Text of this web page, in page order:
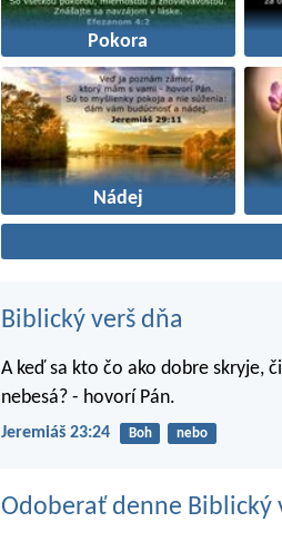
Pokora
Nádej
Biblický verš dňa
A keď sa kto čo ako dobre skryje,
nebesá? - hovorí Pán.
Jeremiáš 23:24 Boh nebo
Odoberať denne Biblický